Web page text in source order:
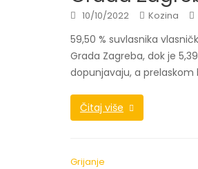
10/10/2022 Kozina
59,50 % suvlasnika
Grada Zagreba, dok je
dopunjavaju, a prelaskom
Čitaj više
Grijanje